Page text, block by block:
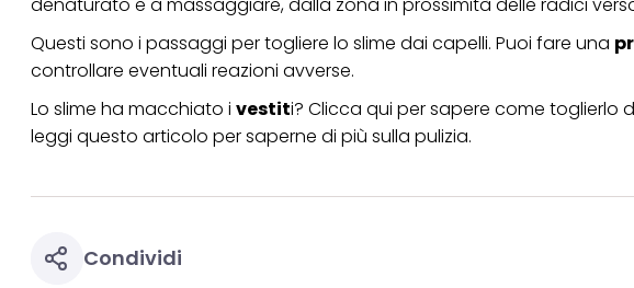
Questi sono i passaggi per togliere lo slime dai capelli. Puoi fare una
controllare eventuali reazioni avverse.
Lo slime ha macchiato i vestiti? Clicca qui per sapere come toglierlo
leggi questo articolo per saperne di più sulla pulizia.
Condividi